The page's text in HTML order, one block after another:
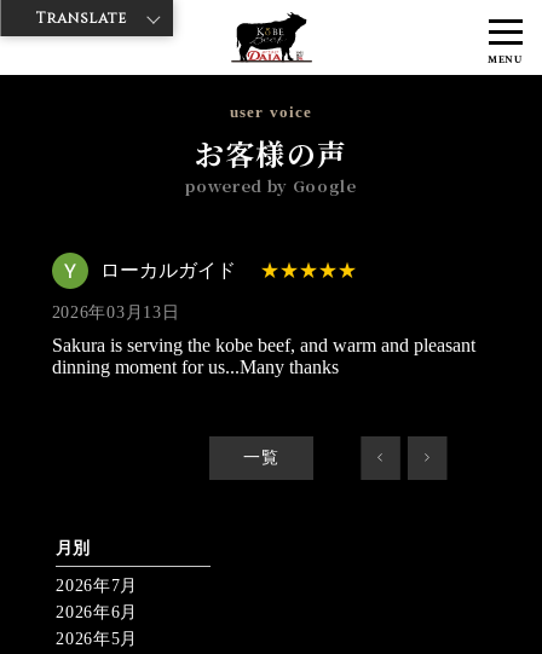
MENU
神戸牛ダイヤ > 神戸牛ダイア 雷門東店
ローカル
user voice
お客様の声
powered by Google
ローカルガイド
2026年03月13日
Sakura is serving the kobe beef, and warm and pleasant
dinning moment for us...Many thanks
一覧 < >
月別
2026年7月
2026年6月
2026年5月
Translate